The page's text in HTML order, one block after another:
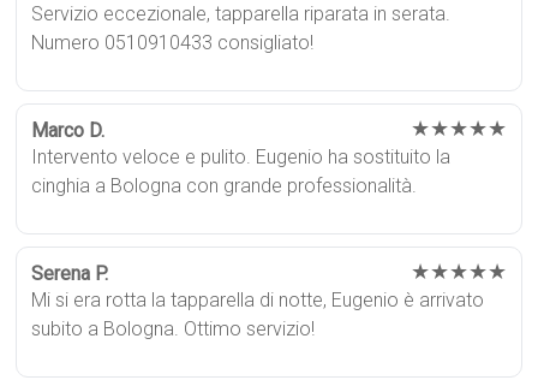
Servizio eccezionale, tapparella riparata in serata.
Numero 0510910433 consigliato!
Marco D. ★★★★★
Intervento veloce e pulito. Eugenio ha sostituito la
cinghia a Bologna con grande professionalità.
Serena P. ★★★★★
Mi si era rotta la tapparella di notte, Eugenio è arrivato
subito a Bologna. Ottimo servizio!